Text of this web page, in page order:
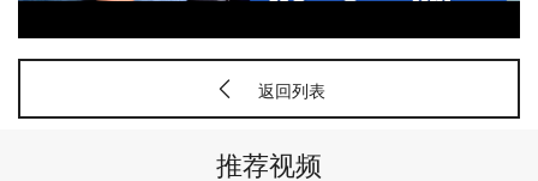
返回列表
推荐视频